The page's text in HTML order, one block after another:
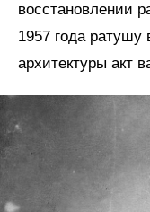
восстановлении
1957 года ратушу
архитектуры акт